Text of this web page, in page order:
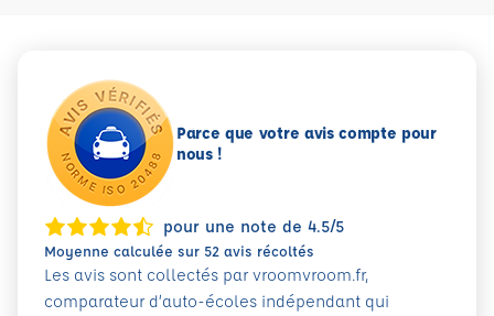
Parce que votre avis compte pour
nous !
pour une note de 4.5/5
Moyenne calculée sur 52 avis récoltés
Les avis sont collectés par vroomvroom.fr,
comparateur d’auto-écoles indépendant qui